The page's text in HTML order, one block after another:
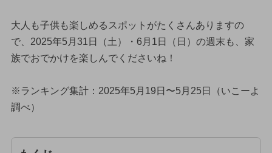
大人も子供も楽しめるスポットがたくさんありますの
で、2025年5月31日（土）・6月1日（日）の週末も、家
族でおでかけを楽しんでくださいね！
※ランキング集計：2025年5月19日〜5月25日（いこーよ
調べ）